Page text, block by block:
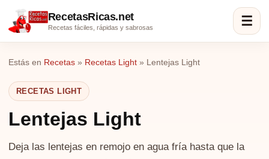
RecetasRicas.net
Recetas fáciles, rápidas y sabrosas ☰
Estás en Recetas » Recetas Light » Lentejas Light
RECETAS LIGHT
Lentejas Light
Deja las lentejas en remojo en agua fría hasta que la